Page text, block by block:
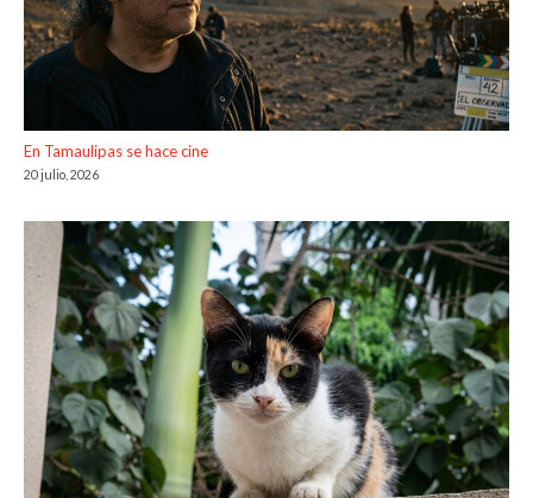
En Tamaulipas se hace cine
20 julio, 2026